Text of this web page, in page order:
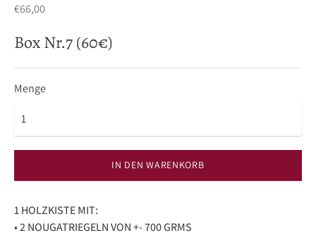
€66,00
Box Nr.7 (60€)
Menge
IN DEN WARENKORB
1 HOLZKISTE MIT:
• 2 NOUGATRIEGELN VON +- 700 GRMS